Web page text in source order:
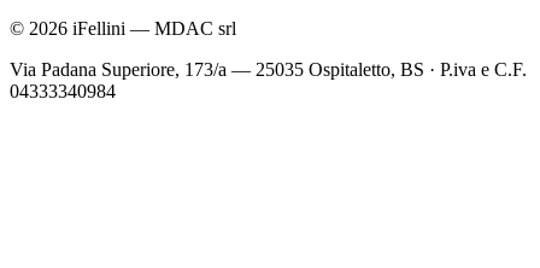
© 2026 iFellini — MDAC srl
Via Padana Superiore, 173/a — 25035 Ospitaletto, BS · P.iva e C.F.
04333340984